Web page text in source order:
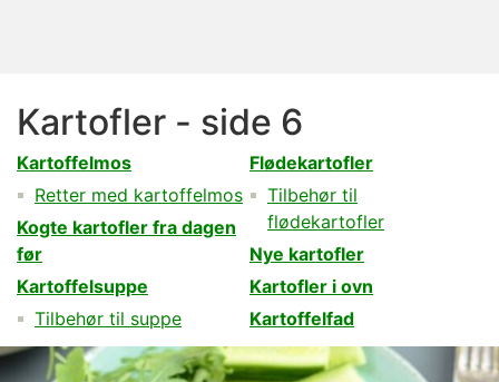
Kartofler - side 6
Kartoffelmos
Retter med kartoffelmos
Kogte kartofler fra dagen
før
Flødekartofler
Tilbehør til
flødekartofler
Nye kartofler
Kartoffelsuppe
Tilbehør til suppe
Kartofler i ovn
Kartoffelfad